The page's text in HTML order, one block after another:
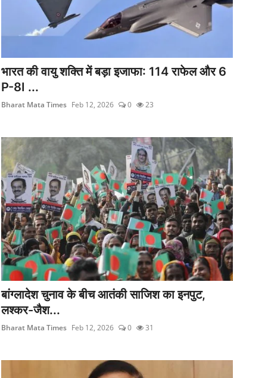
भारत की वायु शक्ति में बड़ा इजाफा: 114 राफेल और 6
P-8I ...
Bharat Mata Times Feb 12, 2026 0 23
बांग्लादेश चुनाव के बीच आतंकी साजिश का इनपुट,
लश्कर-जैश...
Bharat Mata Times Feb 12, 2026 0 31